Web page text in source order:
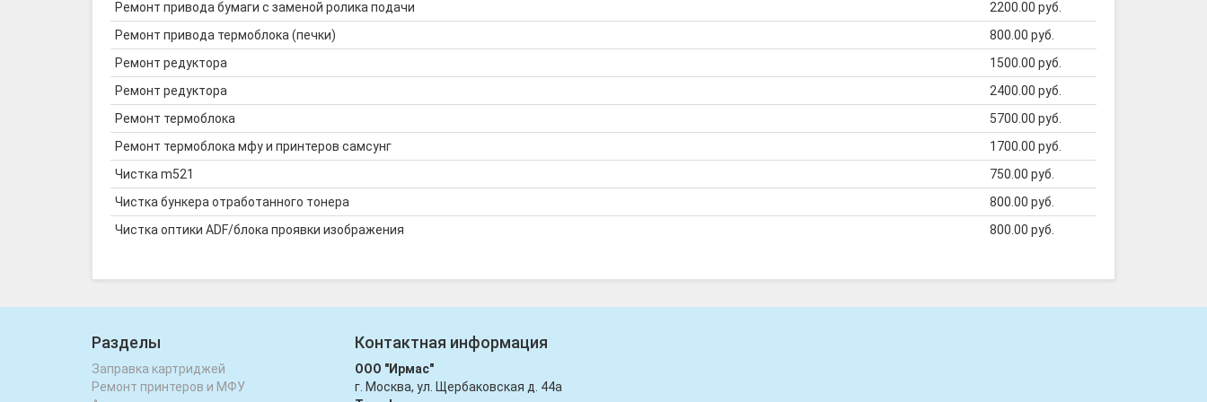
Ремонт привода бумаги с заменой ролика подачи
2200.00 руб.
Ремонт привода термоблока (печки)
800.00 руб.
Ремонт редуктора
1500.00 руб.
Ремонт редуктора
2400.00 руб.
Ремонт термоблока
5700.00 руб.
Ремонт термоблока мфу и принтеров самсунг
1700.00 руб.
Чистка m521
750.00 руб.
Чистка бункера отработанного тонера
800.00 руб.
Чистка оптики ADF/блока проявки изображения
800.00 руб.
Разделы
Заправка картриджей
Ремонт принтеров и МФУ
Контактная информация
ООО "Ирмас"
г. Москва, ул. Щербаковская д. 44а